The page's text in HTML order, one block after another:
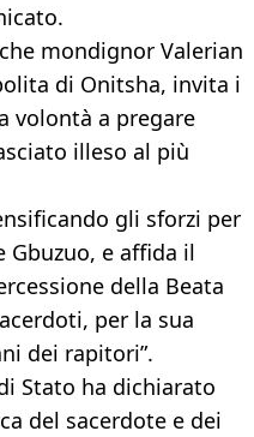
mondignor Valerian
di Onitsha, invita i
volontà a pregare
illeso al più
gli sforzi per
e affida il
della Beata
per la sua
dei rapitori”.
Stato ha dichiarato
del sacerdote e dei